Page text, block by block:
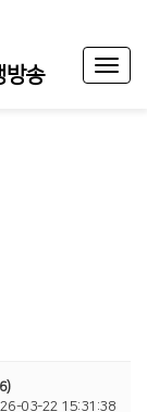
방송
Toggle
03-22 15:31:38